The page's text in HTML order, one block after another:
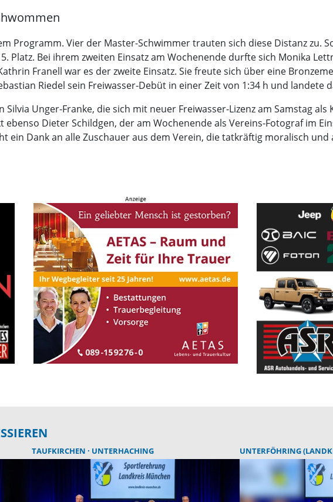
Programm. Vier der Master-Schwimmer trauten sich diese Distanz zu.
Platz. Bei ihrem zweiten Einsatz am Wochenende durfte sich Monika
Franell war es der zweite Einsatz. Sie freute sich über eine
Riedel sein Freiwasser-Debüt in einer Zeit von 1:34 h und landete
Silvia Unger-Franke, die sich mit neuer Freiwasser-Lizenz am Samstag
Dieter Schildgen, der am Wochenende als Vereins-Fotograf im
ein Dank an alle Zuschauer aus dem Verein, die tatkräftig moralisch und
TAUFKIRCHEN UNTERHACHING UNTERFÖHRING